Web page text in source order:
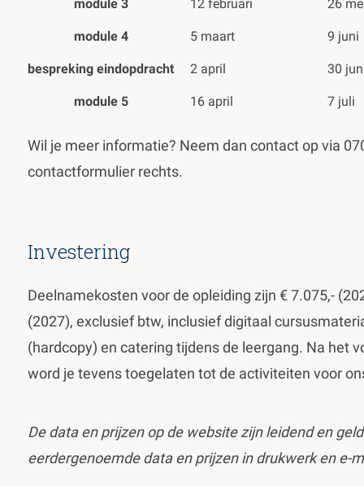
module 3 12 februari 26
module 4 5 maart 9 juni
bespreking eindopdracht 2 april 30
module 5 16 april 7 juli
Wil je meer informatie? Neem dan contact op via
contactformulier rechts.
Investering
Deelnamekosten voor de opleiding zijn € 7.075,-
(2027), exclusief btw, inclusief digitaal
(hardcopy) en catering tijdens de leergang. Na het
word je tevens toegelaten tot de activiteiten voor
De data en prijzen op de website zijn leidend en
eerdergenoemde data en prijzen in drukwerk en e-